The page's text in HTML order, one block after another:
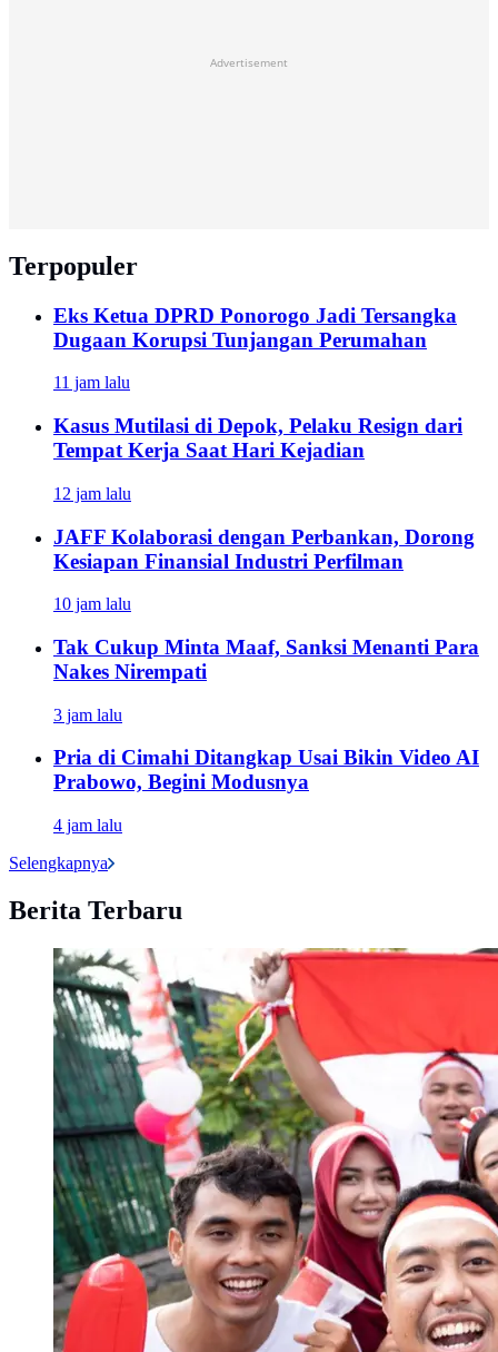
Advertisement
Terpopuler
Eks Ketua DPRD Ponorogo Jadi Tersangka
Dugaan Korupsi Tunjangan Perumahan
11 jam lalu
Kasus Mutilasi di Depok, Pelaku Resign dari
Tempat Kerja Saat Hari Kejadian
12 jam lalu
JAFF Kolaborasi dengan Perbankan, Dorong
Kesiapan Finansial Industri Perfilman
10 jam lalu
Tak Cukup Minta Maaf, Sanksi Menanti Para
Nakes Nirempati
3 jam lalu
Pria di Cimahi Ditangkap Usai Bikin Video AI
Prabowo, Begini Modusnya
4 jam lalu
Selengkapnya
Berita Terbaru